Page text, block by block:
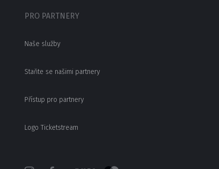
PRO PARTNERY
Naše služby
Staňte se našimi partnery
Přístup pro partnery
Logo Ticketstream